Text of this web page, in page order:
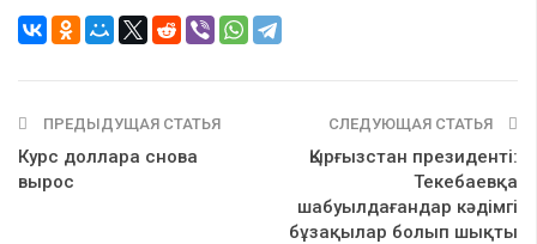
ПРЕДЫДУЩАЯ СТАТЬЯ
Курс доллара снова
вырос
СЛЕДУЮЩАЯ СТАТЬЯ
Қырғызстан президенті:
Текебаевқа
шабуылдағандар кәдімгі
бұзақылар болып шықты